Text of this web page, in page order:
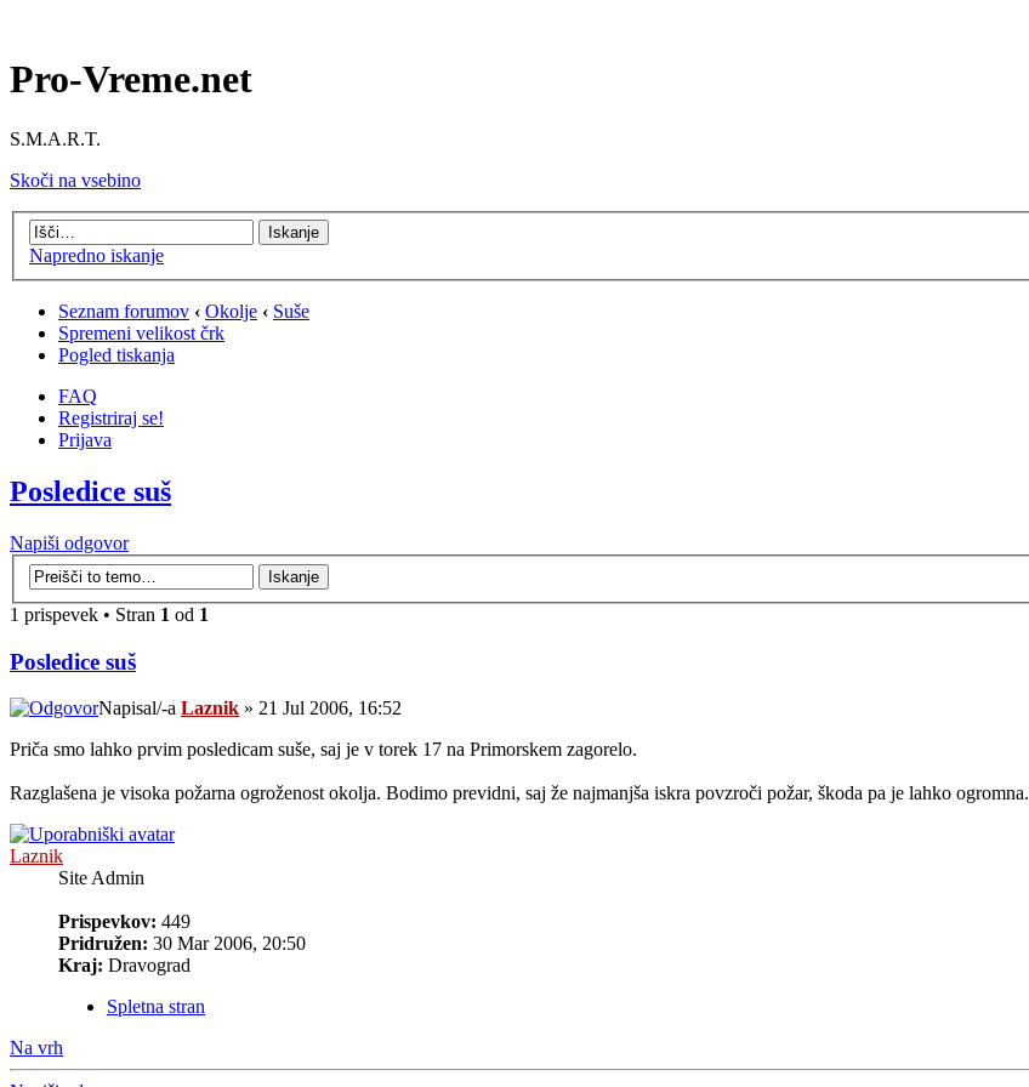
Pro-Vreme.net
S.M.A.R.T.
Skoči na vsebino
Napredno iskanje
Seznam forumov ‹ Okolje ‹ Suše
Spremeni velikost črk
Pogled tiskanja
FAQ
Registriraj se!
Prijava
Posledice suš
Napiši odgovor
1 prispevek • Stran 1 od 1
Posledice suš
Napisal/-a Laznik » 21 Jul 2006, 16:52
Priča smo lahko prvim posledicam suše, saj je v torek 17 na Primorskem zagorelo.
Razglašena je visoka požarna ogroženost okolja. Bodimo previdni, saj že najmanjša iskra povzroči požar, škoda pa je lahko ogromna.
Laznik
Site Admin
Prispevkov: 449
Pridružen: 30 Mar 2006, 20:50
Kraj: Dravograd
Spletna stran
Na vrh